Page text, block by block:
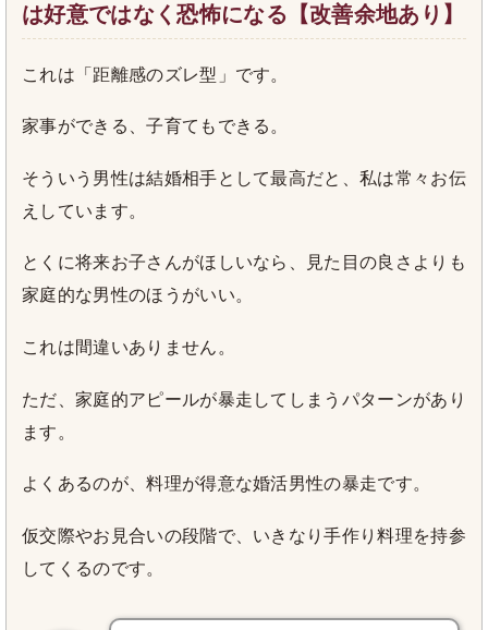
は好意ではなく恐怖になる【改善余地あり】
これは「距離感のズレ型」です。
家事ができる、子育てもできる。
そういう男性は結婚相手として最高だと、私は常々お伝
えしています。
とくに将来お子さんがほしいなら、見た目の良さよりも
家庭的な男性のほうがいい。
これは間違いありません。
ただ、家庭的アピールが暴走してしまうパターンがあり
ます。
よくあるのが、料理が得意な婚活男性の暴走です。
仮交際やお見合いの段階で、いきなり手作り料理を持参
してくるのです。